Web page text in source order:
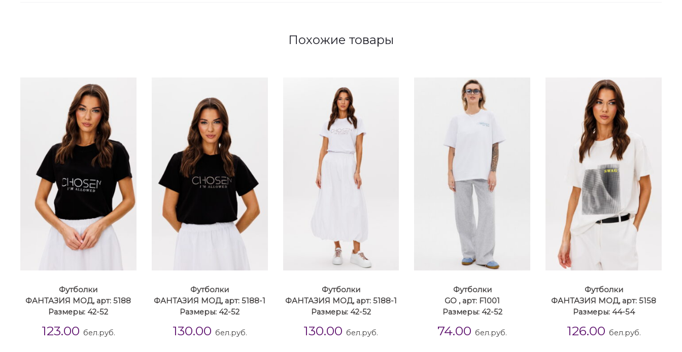
Похожие товары
Футболки
ФАНТАЗИЯ МОД, арт: 5188
Размеры: 42-52
123.00 бел.руб.
Футболки
ФАНТАЗИЯ МОД, арт: 5188-1
Размеры: 42-52
130.00 бел.руб.
Футболки
ФАНТАЗИЯ МОД, арт: 5188-1
Размеры: 42-52
130.00 бел.руб.
Футболки
GO , арт: F1001
Размеры: 42-52
74.00 бел.руб.
Футболки
ФАНТАЗИЯ МОД, арт: 5158
Размеры: 44-54
126.00 бел.руб.